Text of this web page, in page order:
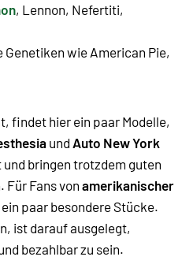
, Lennon, Nefertiti,
Genetikenwie American Pie,
findet hier ein paar Modelle,
und Auto New York
bringen trotzdem guten
. Für Fans von amerikanischer
paar besondere Stücke.
ist darauf ausgelegt,
bezahlbar zu sein.